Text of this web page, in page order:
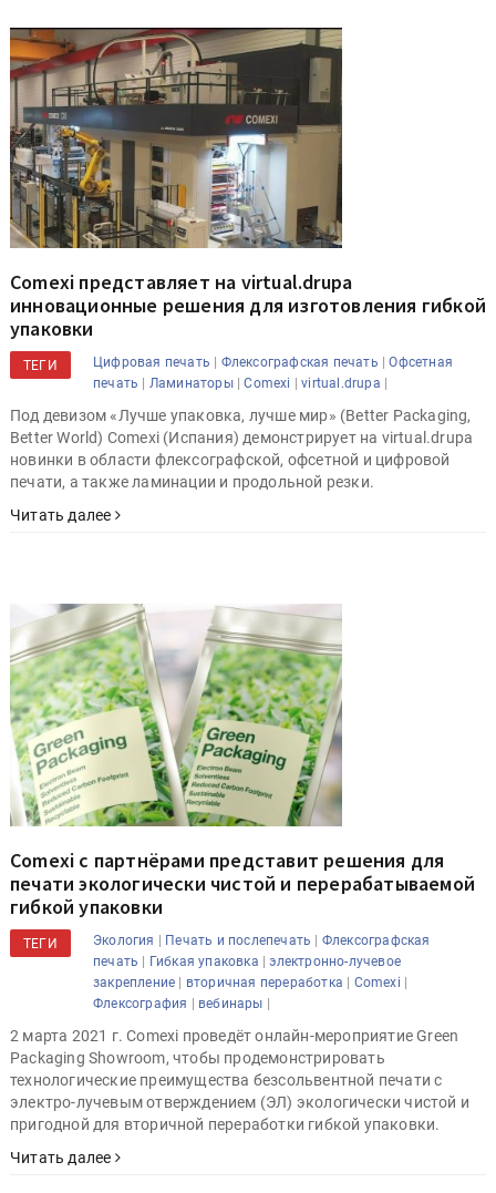
Comexi представляет на virtual.drupa
инновационные решения для изготовления гибкой
упаковки
ТЕГИ Цифровая печать | Флексографская печать |Офсетная
печать | Ламинаторы|Comexi |virtual.drupa |
Под девизом «Лучше упаковка, лучше мир» (Better Packaging,
Better World) Comexi (Испания) демонстрирует на virtual.drupa
новинки в области флексографской, офсетной и цифровой
печати, а также ламинации и продольной резки.
Читать далее
Comexi с партнёрами представит решения для
печати экологически чистой и перерабатываемой
гибкой упаковки
ТЕГИ Экология | Печать и послепечать | Флексографская
печать | Гибкая упаковка |электронно-лучевое
закрепление | вторичная переработка | Comexi |
Флексография | вебинары |
2 марта 2021 г. Comexi проведёт онлайн-мероприятие Green
Packaging Showroom, чтобы продемонстрировать
технологические преимущества безсольвентной печати с
электро-лучевым отверждением (ЭЛ) экологически чистой и
пригодной для вторичной переработки гибкой упаковки.
Читать далее